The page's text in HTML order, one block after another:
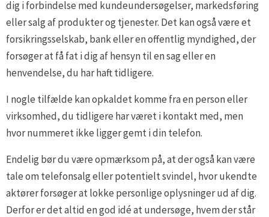
dig i forbindelse med kundeundersøgelser, markedsføring
eller salg af produkter og tjenester. Det kan også være et
forsikringsselskab, bank eller en offentlig myndighed, der
forsøger at få fat i dig af hensyn til en sag eller en
henvendelse, du har haft tidligere.
I nogle tilfælde kan opkaldet komme fra en person eller
virksomhed, du tidligere har været i kontakt med, men
hvor nummeret ikke ligger gemt i din telefon.
Endelig bør du være opmærksom på, at der også kan være
tale om telefonsalg eller potentielt svindel, hvor ukendte
aktører forsøger at lokke personlige oplysninger ud af dig.
Derfor er det altid en god idé at undersøge, hvem der står